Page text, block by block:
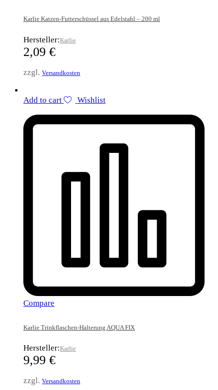
Karlie Katzen-Futterschüssel aus Edelstahl – 200 ml
Hersteller:Karlie
2,09 €
zzgl. Versandkosten
Add to cart Wishlist
Compare
Karlie Trinkflaschen-Halterung AQUA FIX
Hersteller:Karlie
9,99 €
zzgl. Versandkosten